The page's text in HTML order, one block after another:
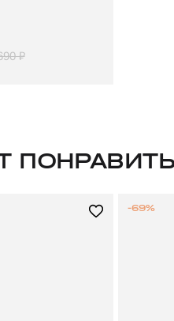
₽
-69%